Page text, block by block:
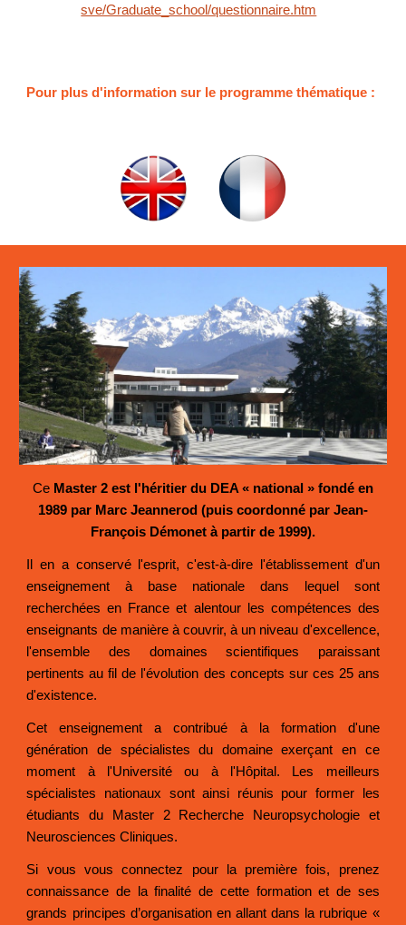
sve/Graduate_school/questionnaire.htm
Pour plus d'information sur le programme thématique :
Ce Master 2 est l'héritier du DEA « national » fondé en
1989 par Marc Jeannerod (puis coordonné par Jean-
François Démonet à partir de 1999).
Il en a conservé l'esprit, c'est-à-dire l'établissement d'un
enseignement à base nationale dans lequel sont
recherchées en France et alentour les compétences des
enseignants de manière à couvrir, à un niveau d'excellence,
l'ensemble des domaines scientifiques paraissant
pertinents au fil de l'évolution des concepts sur ces 25 ans
d'existence.
Cet enseignement a contribué à la formation d'une
génération de spécialistes du domaine exerçant en ce
moment à l'Université ou à l'Hôpital. Les meilleurs
spécialistes nationaux sont ainsi réunis pour former les
étudiants du Master 2 Recherche Neuropsychologie et
Neurosciences Cliniques.
Si vous vous connectez pour la première fois, prenez
connaissance de la finalité de cette formation et de ses
grands principes d’organisation en allant dans la rubrique «